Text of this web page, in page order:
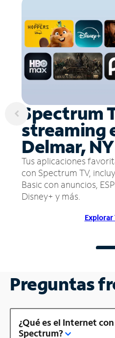
Spectrum
streaming
Delmar, NY
Tus aplicaciones
con Spectrum TV,
Basic con anuncios,
Disney+ y más.
Explorar
Preguntas
¿Qué es el Internet
Spectrum?